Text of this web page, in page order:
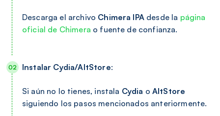
Descarga el archivo Chimera IPAdesde la página
oficial de Chimera o fuente de confianza.
Instalar Cydia/AltStore:
Si aún no lo tienes, instala Cydia o AltStore
siguiendo los pasos mencionados anteriormente.